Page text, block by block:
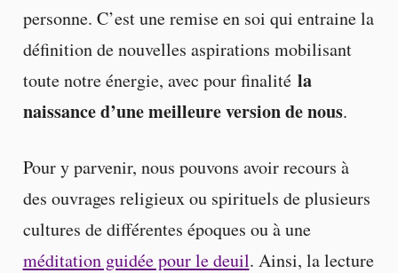
personne. C’est une remise en soi qui entraine la
définition de nouvelles aspirations mobilisant
toute notre énergie, avec pour finalité la
naissance d’une meilleure version de nous.
Pour y parvenir, nous pouvons avoir recours à
des ouvrages religieux ou spirituels de plusieurs
cultures de différentes époques ou à une
méditation guidée pour le deuil. Ainsi, la lecture